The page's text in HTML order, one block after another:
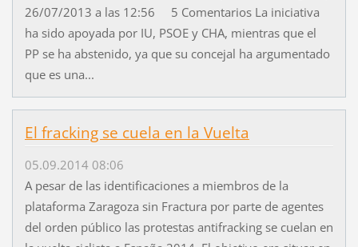
26/07/2013 a las 12:56 5 Comentarios La iniciativa
ha sido apoyada por IU, PSOE y CHA, mientras que el
PP se ha abstenido, ya que su concejal ha argumentado
que es una...
El fracking se cuela en la Vuelta
05.09.2014 08:06
A pesar de las identificaciones a miembros de la
plataforma Zaragoza sin Fractura por parte de agentes
del orden público las protestas antifracking se cuelan en